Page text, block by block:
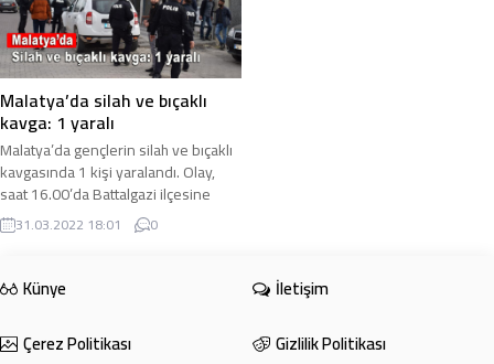
Malatya’da silah ve bıçaklı
kavga: 1 yaralı
Malatya’da gençlerin silah ve bıçaklı
kavgasında 1 kişi yaralandı. Olay,
saat 16.00’da Battalgazi ilçesine
bağlı Çirikpınar Mahallesi’nde
meydana ...
31.03.2022 18:01 0
Künye
İletişim
Çerez Politikası
Gizlilik Politikası